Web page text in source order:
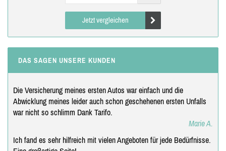
Jetzt vergleichen
DAS SAGEN UNSERE KUNDEN
Die Versicherung meines ersten Autos war einfach und die
Abwicklung meines leider auch schon geschehenen ersten Unfalls
war nicht so schlimm Dank Tarifo.
Marie A.
Ich fand es sehr hilfreich mit vielen Angeboten für jede Bedürfnisse.